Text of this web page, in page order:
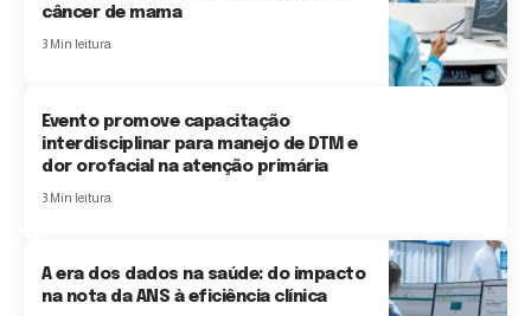
câncer de mama
3 Min leitura
Evento promove capacitação
interdisciplinar para manejo de DTM e
dor orofacial na atenção primária
3 Min leitura
A era dos dados na saúde: do impacto
na nota da ANS à eficiência clínica